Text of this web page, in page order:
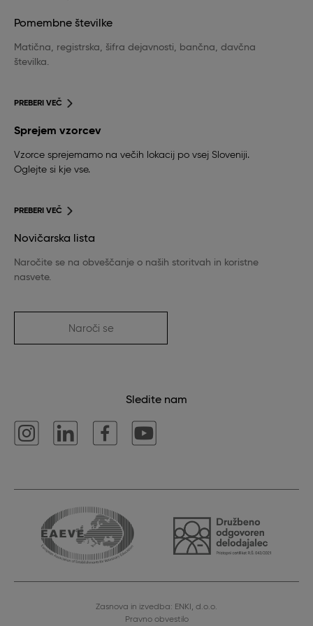
Pomembne številke
Matična, registrska, šifra dejavnosti, bančna, davčna
številka.
PREBERI VEČ
Sprejem vzorcev
Vzorce sprejemamo na večih lokacij po vsej Sloveniji.
Oglejte si kje vse.
PREBERI VEČ
Novičarska lista
Naročite se na obveščanje o naših storitvah in koristne
nasvete.
Naroči se
Sledite nam
Zasnova in izvedba: ENKI, d.o.o.
Pravno obvestilo